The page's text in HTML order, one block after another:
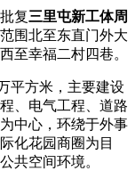
复三里屯新工体周
围北至东直门外大
至幸福二村四巷。
平方米，主要建设
、电气工程、道路
中心，环绕于外事
化花园商圈为目
共空间环境。